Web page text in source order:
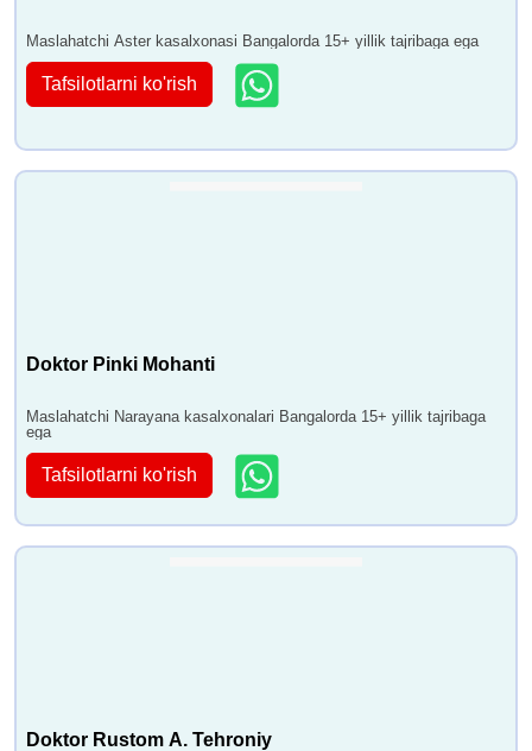
Maslahatchi Aster kasalxonasi Bangalorda 15+ yillik tajribaga ega
Tafsilotlarni ko'rish
Doktor Pinki Mohanti
Maslahatchi Narayana kasalxonalari Bangalorda 15+ yillik tajribaga
ega
Tafsilotlarni ko'rish
Doktor Rustom A. Tehroniy